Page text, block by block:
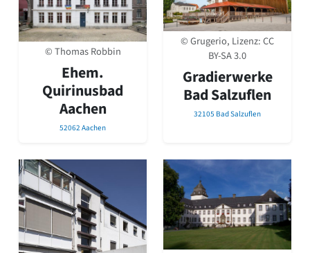
© Thomas Robbin
Ehem.
Quirinusbad
Aachen
52062 Aachen
© Grugerio, Lizenz:CC
BY-SA 3.0
Gradierwerke
Bad Salzuflen
32105 Bad Salzuflen